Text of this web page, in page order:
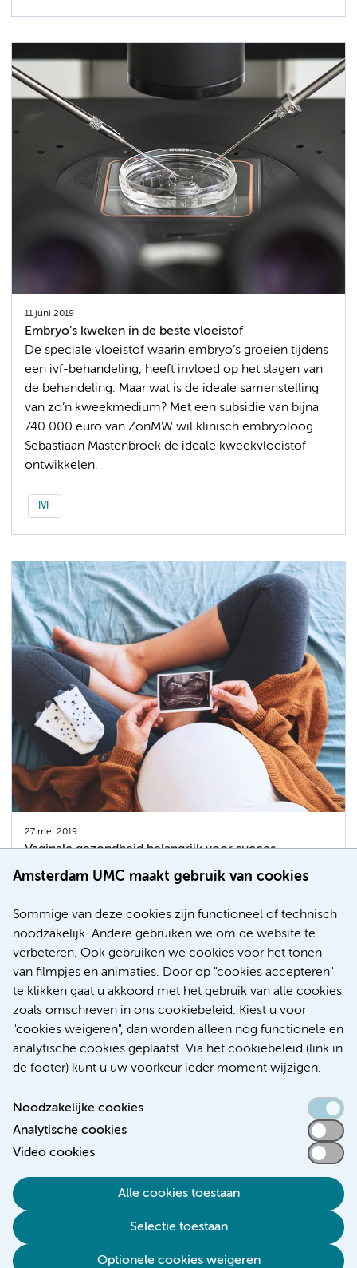
Amsterdam UMC maakt gebruik van cookies
Sommige van deze cookies zijn functioneel of technisch
noodzakelijk. Andere gebruiken we om de website te
verbeteren. Ook gebruiken we cookies voor het tonen
van filmpjes en animaties. Door op "cookies accepteren"
te klikken gaat u akkoord met het gebruik van alle cookies
zoals omschreven in ons cookiebeleid. Kiest u voor
"cookies weigeren", dan worden alleen nog functionele en
analytische cookies geplaatst. Via het cookiebeleid (link in
de footer) kunt u uw voorkeur ieder moment wijzigen.
Noodzakelijke cookies
Analytische cookies
Video cookies
Alle cookies toestaan
Selectie toestaan
Optionele cookies weigeren
11 juni 2019
Embryo’s kweken in de beste vloeistof
De speciale vloeistof waarin embryo’s groeien tijdens
een ivf-behandeling, heeft invloed op het slagen van
de behandeling. Maar wat is de ideale samenstelling
van zo’n kweekmedium? Met een subsidie van bijna
740.000 euro van ZonMW wil klinisch embryoloog
Sebastiaan Mastenbroek de ideale kweekvloeistof
ontwikkelen.
IVF
27 mei 2019
Vaginale gezondheid belangrijk voor succes
kunstmatige bevruchting
dan niet zwanger raken via IVF en ICSI. Dat blijkt uit
onderzoek van Amsterdam UMC, Erasmus MC en zes
andere Nederlandse IVF klinieken. De uitkomsten zijn
gepubliceerd in het toonaangevende internationale
tijdschrift Human Reproduction.
Bacteriën Zwangerschap & geboorte IVF
Toegankelijkheidsverklaring
Algemene privacyverklaring